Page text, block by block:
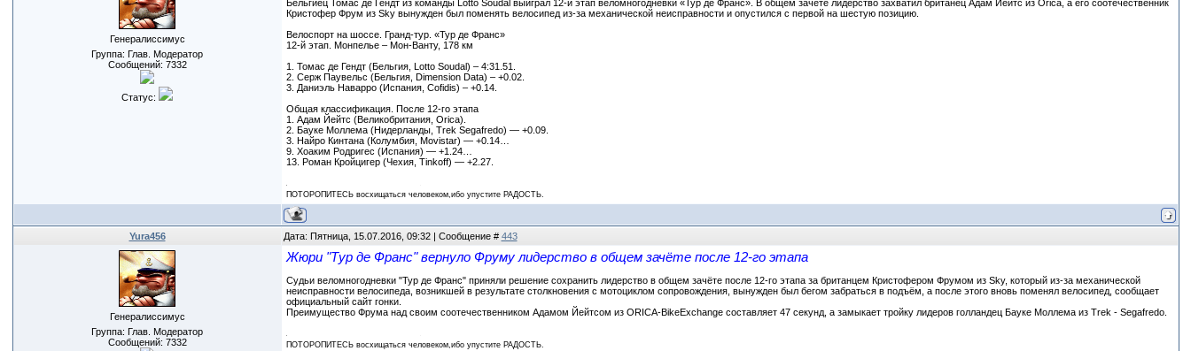
Генералиссимус
Группа: Глав. Модератор
Сообщений: 7332
Статус:
Бельгиец Томас де Гендт из команды Lotto Soudal выиграл 12-й этап веломногодневки «Тур де Франс». В общем зачёте лидерство захватил британец Адам Йейтс из Orica, а его соотечественник
Кристофер Фрум из Sky вынужден был поменять велосипед из-за механической неисправности и опустился с первой на шестую позицию.
Велоспорт на шоссе. Гранд-тур. «Тур де Франс»
12-й этап. Монпелье – Мон-Ванту, 178 км
1. Томас де Гендт (Бельгия, Lotto Soudal) – 4:31.51.
2. Серж Паувельс (Бельгия, Dimension Data) – +0.02.
3. Даниэль Наварро (Испания, Cofidis) – +0.14.
Общая классификация. После 12-го этапа
1. Адам Йейтс (Великобритания, Orica).
2. Бауке Моллема (Нидерланды, Trek Segafredo) — +0.09.
3. Найро Кинтана (Колумбия, Movistar) — +0.14…
9. Хоаким Родригес (Испания) — +1.24…
13. Роман Кройцигер (Чехия, Tinkoff) — +2.27.
ПОТОРОПИТЕСЬ восхищаться человеком,ибо упустите РАДОСТЬ.
Yura456 Дата: Пятница, 15.07.2016, 09:32 | Сообщение # 443
Генералиссимус
Группа: Глав. Модератор
Сообщений: 7332
Жюри "Тур де Франс" вернуло Фруму лидерство в общем зачёте после 12-го этапа
Судьи веломногодневки "Тур де Франс" приняли решение сохранить лидерство в общем зачёте после 12-го этапа за британцем Кристофером Фрумом из Sky, который из-за механической
неисправности велосипеда, возникшей в результате столкновения с мотоциклом сопровождения, вынужден был бегом забраться в подъём, а после этого вновь поменял велосипед, сообщает
официальный сайт гонки.
Преимущество Фрума над своим соотечественником Адамом Йейтсом из ORICA-BikeExchange составляет 47 секунд, а замыкает тройку лидеров голландец Бауке Моллема из Trek - Segafredo.
ПОТОРОПИТЕСЬ восхищаться человеком,ибо упустите РАДОСТЬ.